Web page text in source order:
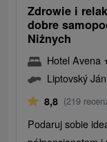
Zdrowie i
dobre
Niżnych
Hotel Avena
Liptovský Ján
8,8 (219
Podaruj sobie